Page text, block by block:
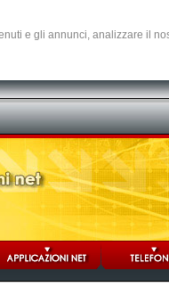
e gli annunci, analizzare il